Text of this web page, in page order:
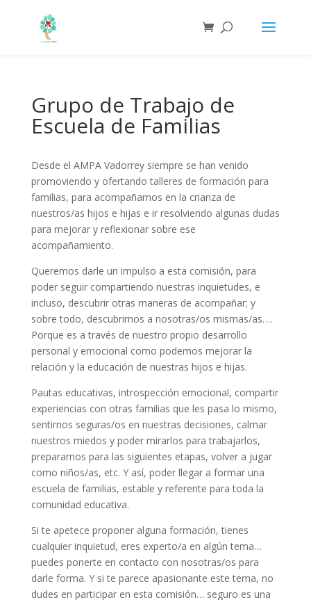
Grupo de Trabajo de
Escuela de Familias
Desde el AMPA Vadorrey siempre se han venido
promoviendo y ofertando talleres de formación para
familias, para acompañarnos en la crianza de
nuestros/as hijos e hijas e ir resolviendo algunas dudas
para mejorar y reflexionar sobre ese
acompañamiento.
Queremos darle un impulso a esta comisión, para
poder seguir compartiendo nuestras inquietudes, e
incluso, descubrir otras maneras de acompañar; y
sobre todo, descubrirnos a nosotras/os mismas/as….
Porque es a través de nuestro propio desarrollo
personal y emocional como podemos mejorar la
relación y la educación de nuestras hijos e hijas.
Pautas educativas, introspección emocional, compartir
experiencias con otras familias que les pasa lo mismo,
sentirnos seguras/os en nuestras decisiones, calmar
nuestros miedos y poder mirarlos para trabajarlos,
prepararnos para las siguientes etapas, volver a jugar
como niños/as, etc. Y así, poder llegar a formar una
escuela de familias, estable y referente para toda la
comunidad educativa.
Si te apetece proponer alguna formación, tienes
cualquier inquietud, eres experto/a en algún tema…
puedes ponerte en contacto con nosotras/os para
darle forma. Y si te parece apasionante este tema, no
dudes en participar en esta comisión… seguro es una